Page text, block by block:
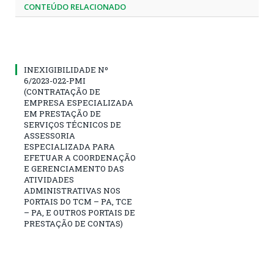
CONTEÚDO RELACIONADO
INEXIGIBILIDADE Nº
6/2023-022-PMI
(CONTRATAÇÃO DE
EMPRESA ESPECIALIZADA
EM PRESTAÇÃO DE
SERVIÇOS TÉCNICOS DE
ASSESSORIA
ESPECIALIZADA PARA
EFETUAR A COORDENAÇÃO
E GERENCIAMENTO DAS
ATIVIDADES
ADMINISTRATIVAS NOS
PORTAIS DO TCM – PA, TCE
– PA, E OUTROS PORTAIS DE
PRESTAÇÃO DE CONTAS)